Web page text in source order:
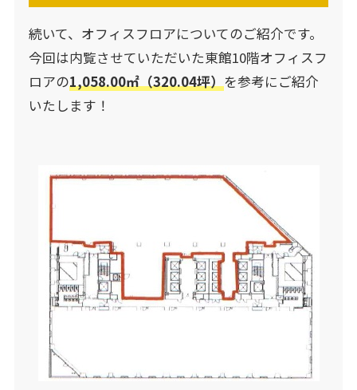
続いて、オフィスフロアについてのご紹介です。
今回は内覧させていただいた東館10階オフィスフ
ロアの1,058.00㎡（320.04坪）を参考にご紹介
いたします！